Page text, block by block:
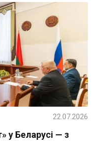
у Беларусі — з
22.07.2026